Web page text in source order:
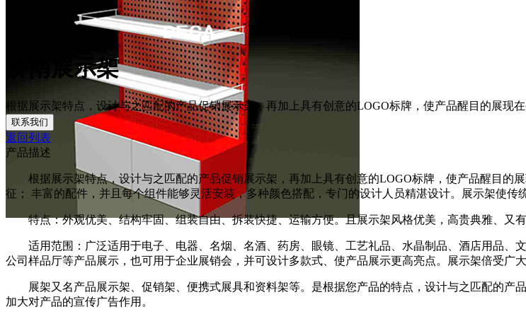
济南展示架
根据展示架特点，设计与之匹配的产品促销展示架，再加上具有创意的LOGO标牌，使产品醒目的展现
联系我们
返回列表
产品描述
根据展示架特点，设计与之匹配的产品促销展示架，再加上具有创意的LOGO标牌，使产品醒目
征； 丰富的配件，并且每个组件能够灵活安装，多种颜色搭配，专门的设计人员精湛设计。展示架使传
特点：外观优美、结构牢固、组装自由、拆装快捷、运输方便。且展示架风格优美，高贵典雅、又
适用范围：广泛适用于电子、电器、名烟、名酒、药房、眼镜、工艺礼品、水晶制品、酒店用品
公司样品厅等产品展示，也可用于企业展销会，并可设计多款式、使产品展示更高亮点。展示架倍受广
展架又名产品展示架、促销架、便携式展具和资料架等。是根据您产品的特点，设计与之匹配的
加大对产品的宣传广告作用。